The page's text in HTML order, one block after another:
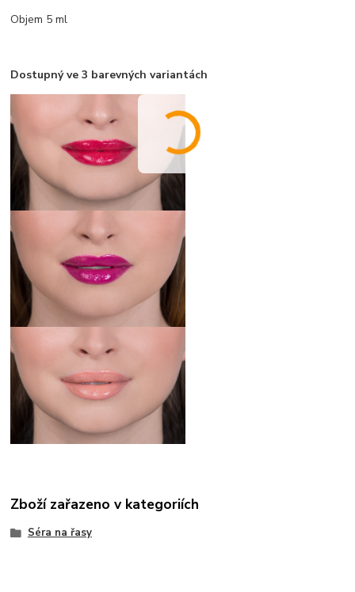
Objem 5 ml
Dostupný ve 3 barevných variantách
Zboží zařazeno v kategoriích
Séra na řasy